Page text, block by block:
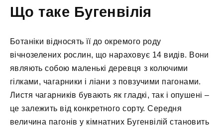
Що таке Бугенвілія
Ботаніки відносять її до окремого роду
вічнозелених рослин, що нараховує 14 видів. Вони
являють собою маленькі деревця з колючими
гілками, чагарники і ліани з повзучими пагонами.
Листя чагарників бувають як гладкі, так і опушені –
це залежить від конкретного сорту. Середня
величина пагонів у кімнатних Бугенвілій становить